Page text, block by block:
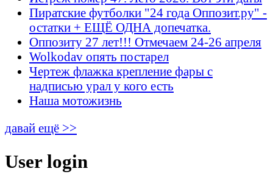
Пиратские футболки "24 года Оппозит.ру" -
остатки + ЕЩЁ ОДНА допечатка.
Оппозиту 27 лет!!! Отмечаем 24-26 апреля
Wolkodav опять постарел
Чертеж флажка крепление фары с
надписью урал у кого есть
Наша мотожизнь
давай ещё >>
User login